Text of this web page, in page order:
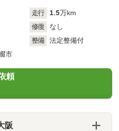
走行 1.5万km
修復
なし
整備
法定整備付
市
頼
阪